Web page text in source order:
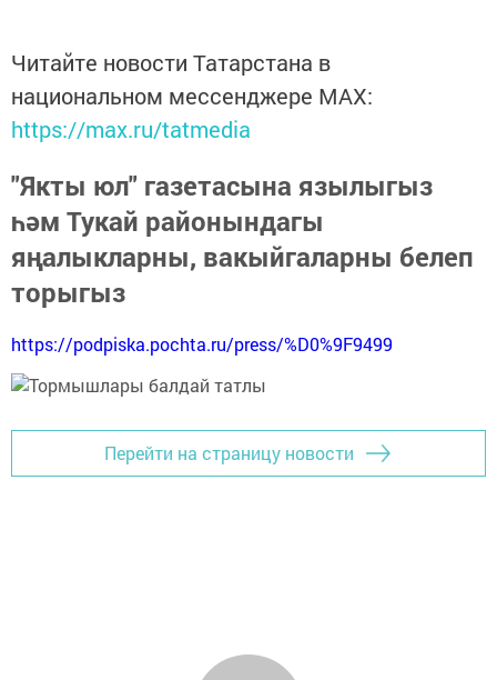
Читайте новости Татарстана в
национальном мессенджере MАХ:
https://max.ru/tatmedia
"Якты юл" газетасына язылыгыз
һәм Тукай районындагы
яңалыкларны, вакыйгаларны белеп
торыгыз
https://podpiska.pochta.ru/press/%D0%9F9499
Перейти на страницу новости